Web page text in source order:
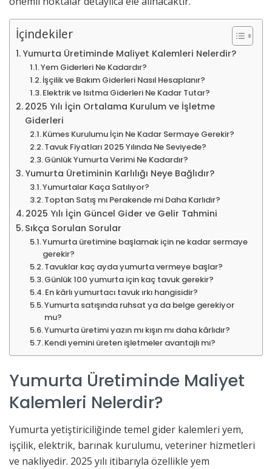
İçindekiler
Yumurta Üretiminde Maliyet Kalemleri Nelerdir?
Yem Giderleri Ne Kadardır?
İşçilik ve Bakım Giderleri Nasıl Hesaplanır?
Elektrik ve Isıtma Giderleri Ne Kadar Tutar?
2025 Yılı İçin Ortalama Kurulum ve İşletme
Giderleri
Kümes Kurulumu İçin Ne Kadar Sermaye Gerekir?
Tavuk Fiyatları 2025 Yılında Ne Seviyede?
Günlük Yumurta Verimi Ne Kadardır?
Yumurta Üretiminin Karlılığı Neye Bağlıdır?
Yumurtalar Kaça Satılıyor?
Toptan Satış mı Perakende mi Daha Karlıdır?
2025 Yılı İçin Güncel Gider ve Gelir Tahmini
Sıkça Sorulan Sorular
Yumurta üretimine başlamak için ne kadar sermaye
gerekir?
Tavuklar kaç ayda yumurta vermeye başlar?
Günlük 100 yumurta için kaç tavuk gerekir?
En kârlı yumurtacı tavuk ırkı hangisidir?
Yumurta satışında ruhsat ya da belge gerekiyor
mu?
Yumurta üretimi yazın mı kışın mı daha kârlıdır?
Kendi yemini üreten işletmeler avantajlı mı?
Yumurta Üretiminde Maliyet
Kalemleri Nelerdir?
Yumurta yetiştiriciliğinde temel gider kalemleri yem,
işçilik, elektrik, barınak kurulumu, veteriner hizmetleri
ve nakliyedir. 2025 yılı itibarıyla özellikle yem